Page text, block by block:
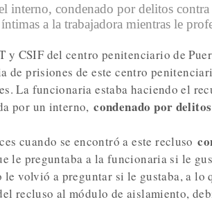
interno, condenado por delitos
íntimas a la trabajadora mientras le
y CSIF del centro penitenciario de
de prisiones de este centro
La funcionaria estaba haciendo el
por un interno, condenado por
cuando se encontró a este recluso
le preguntaba a la funcionaria si le
le volvió a preguntar si le gustaba, a
recluso al módulo de aislamiento,